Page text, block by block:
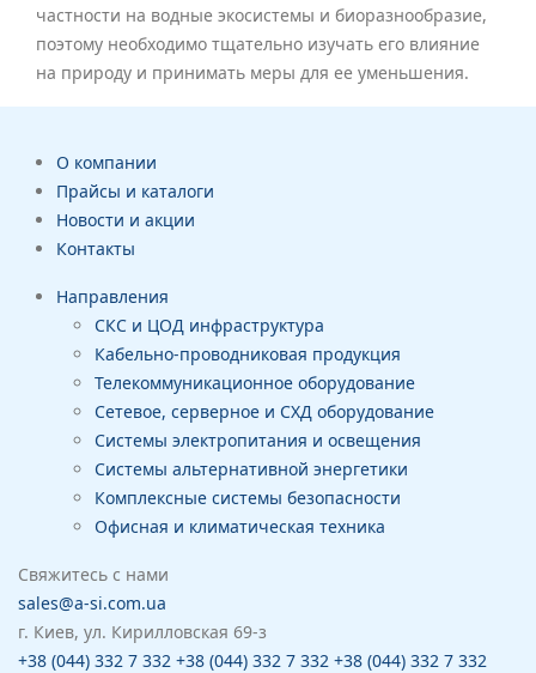
частности на водные экосистемы и биоразнообразие,
поэтому необходимо тщательно изучать его влияние
на природу и принимать меры для ее уменьшения.
О компании
Прайсы и каталоги
Новости и акции
Контакты
Направления
СКС и ЦОД инфраструктура
Кабельно-проводниковая продукция
Телекоммуникационное оборудование
Сетевое, серверное и СХД оборудование
Системы электропитания и освещения
Системы альтернативной энергетики
Комплексные системы безопасности
Офисная и климатическая техника
Свяжитесь с нами
sales@a-si.com.ua
г. Киев, ул. Кирилловская 69-з
+38 (044) 332 7 332 +38 (044) 332 7 332 +38 (044) 332 7 332